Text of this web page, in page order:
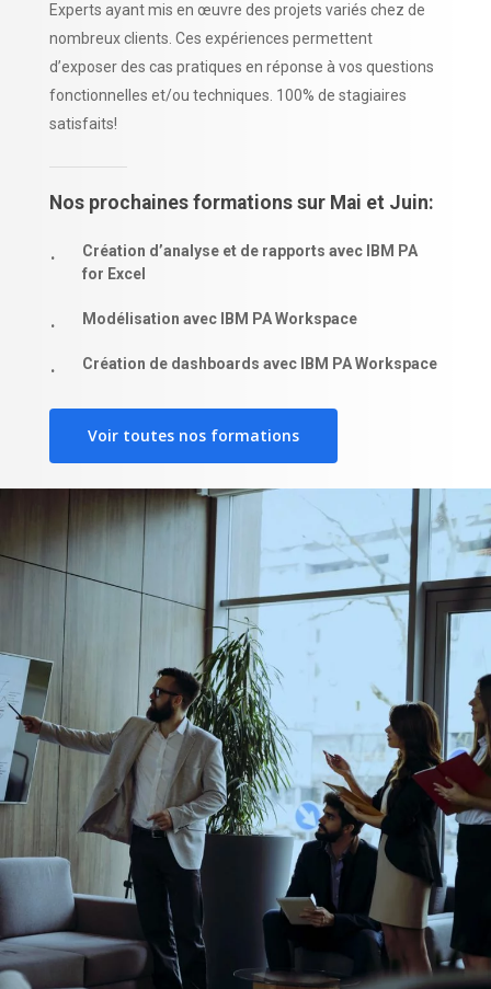
Experts ayant mis en œuvre des projets variés chez de
nombreux clients. Ces expériences permettent
d’exposer des cas pratiques en réponse à vos questions
fonctionnelles et/ou techniques. 100% de stagiaires
satisfaits!
Nos prochaines formations sur Mai et Juin:
Création d’analyse et de rapports avec IBM PA
for Excel
Modélisation avec IBM PA Workspace
Création de dashboards avec IBM PA Workspace
Voir toutes nos formations